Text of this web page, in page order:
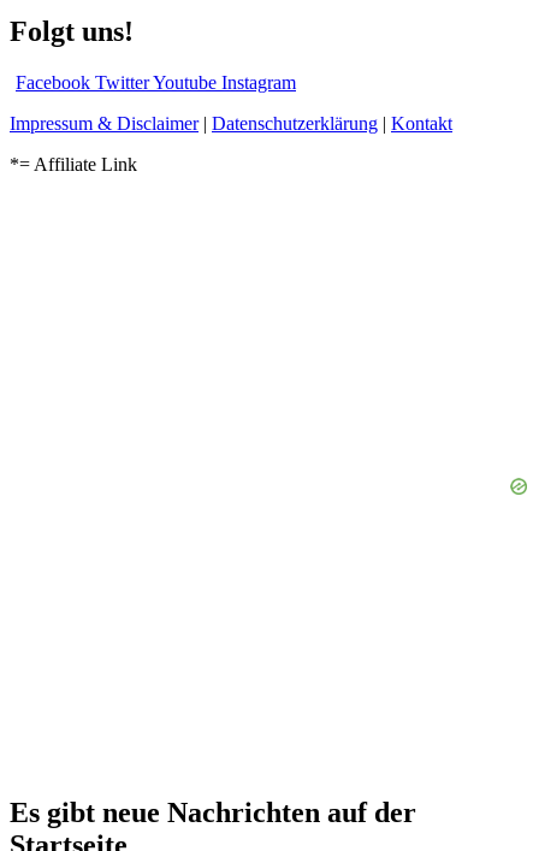
Folgt uns!
Facebook TwitterYoutube Instagram
Impressum & Disclaimer| Datenschutzerklärung | Kontakt
*= Affiliate Link
Es gibt neue Nachrichten auf der
Startseite